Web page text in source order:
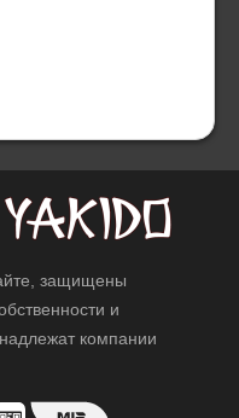
защищены
и
компании